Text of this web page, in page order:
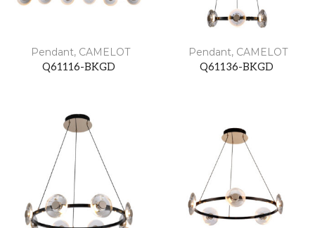
Pendant, CAMELOT
Q61116-BKGD
Pendant, CAMELOT
Q61136-BKGD